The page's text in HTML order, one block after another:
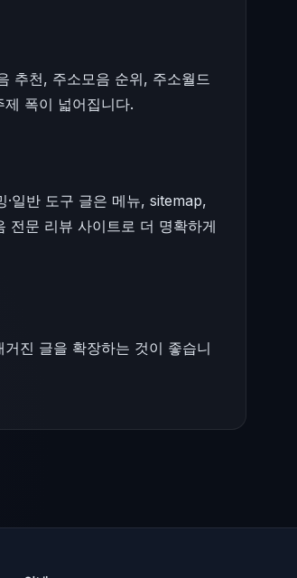
추천, 주소모음 순위, 주소월드
폭이 넓어집니다.
일반 도구 글은 메뉴, sitemap,
전문 리뷰 사이트로 더 명확하게
진 글을 확장하는 것이 좋습니